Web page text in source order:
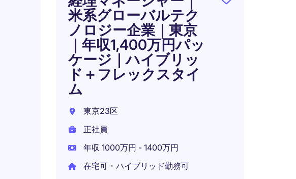
米系グローバルテク
ノロジー企業｜東京
｜年収1,400万円パッ
ケージ｜ハイブリッ
ド＋フレックスタイ
ム
東京23区
正社員
年収 1000万円 - 1400万円
在宅可・ハイブリッド勤務可